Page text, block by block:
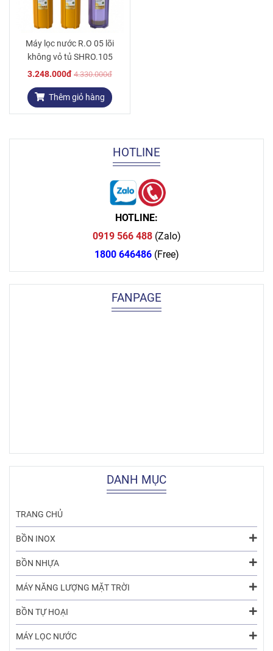
Máy lọc nước R.O 05 lõi
không vỏ tủ SHRO.105
3.248.000đ 4.330.000đ
Thêm giỏ hàng
HOTLINE
HOTLINE:
0919 566 488 (Zalo)
1800 646486 (Free)
FANPAGE
DANH MỤC
TRANG CHỦ
BỒN INOX
BỒN NHỰA
MÁY NĂNG LƯỢNG MẶT TRỜI
BỒN TỰ HOẠI
MÁY LỌC NƯỚC